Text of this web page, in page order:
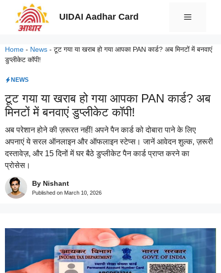
UIDAI Aadhar Card Menu
Home - News - टूट गया या खराब हो गया आपका PAN कार्ड? अब मिनटों में बनवाएं
डुप्लीकेट कॉपी!
NEWS
टूट गया या खराब हो गया आपका PAN कार्ड? अब
मिनटों में बनवाएं डुप्लीकेट कॉपी!
अब परेशान होने की ज़रूरत नहीं! अपने पैन कार्ड को दोबारा पाने के लिए
अपनाएं ये सरल ऑनलाइन और ऑफलाइन स्टेप्स। जानें आवेदन शुल्क, ज़रूरी
दस्तावेज़, और 15 दिनों में घर बैठे डुप्लीकेट पैन कार्ड प्राप्त करने का
प्रोसेस।
By Nishant
Published on March 10, 2026